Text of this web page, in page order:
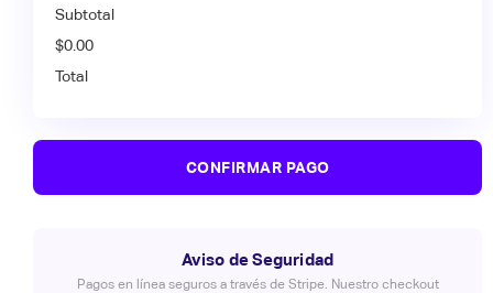
Subtotal
$0.00
Total
CONFIRMAR PAGO
Aviso de Seguridad
Pagos en línea seguros a través de Stripe. Nuestro checkout